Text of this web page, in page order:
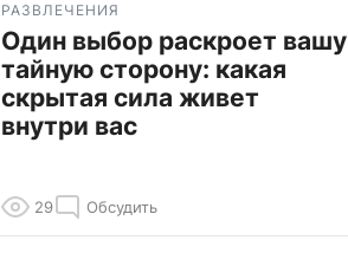
РАЗВЛЕЧЕНИЯ
Один выбор раскроет вашу
тайную сторону: какая
скрытая сила живет
внутри вас
29 Обсудить